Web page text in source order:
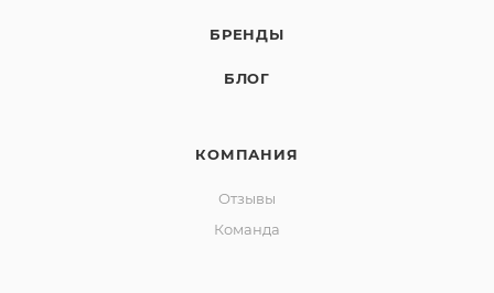
БРЕНДЫ
БЛОГ
КОМПАНИЯ
Отзывы
Команда